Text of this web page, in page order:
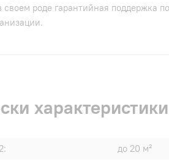
своем роде гарантийная поддержка
до 20 м²